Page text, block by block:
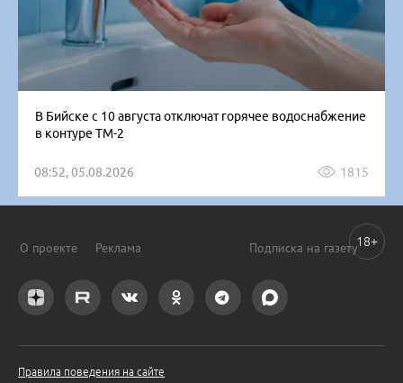
В Бийске с 10 августа отключат горячее водоснабжение
в контуре ТМ-2
08:52, 05.08.2026 1815
О проекте Реклама Подписка на газету
Правила поведения на сайте
18+